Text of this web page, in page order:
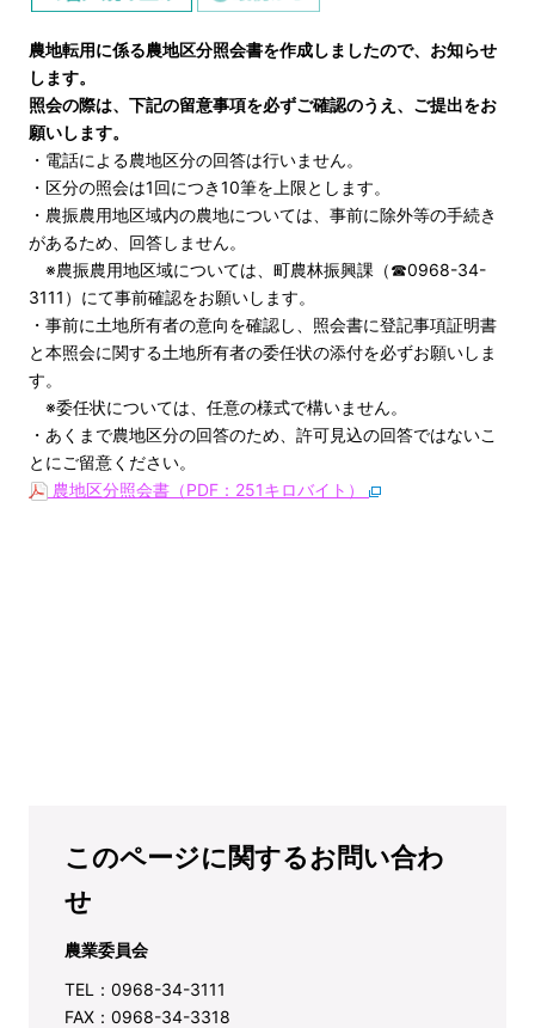
農地転用に係る農地区分照会書を作成しましたので、お知らせ
します。
照会の際は、下記の留意事項を必ずご確認のうえ、ご提出をお
願いします。
・電話による農地区分の回答は行いません。
・区分の照会は1回につき10筆を上限とします。
・農振農用地区域内の農地については、事前に除外等の手続き
があるため、回答しません。
※農振農用地区域については、町農林振興課（☎0968-34-
3111）にて事前確認をお願いします。
・事前に土地所有者の意向を確認し、照会書に登記事項証明書
と本照会に関する土地所有者の委任状の添付を必ずお願いしま
す。
※委任状については、任意の様式で構いません。
・あくまで農地区分の回答のため、許可見込の回答ではないこ
とにご留意ください。
農地区分照会書（PDF：251キロバイト）
このページに関するお問い合わ
せ
農業委員会
TEL：0968-34-3111
FAX：0968-34-3318